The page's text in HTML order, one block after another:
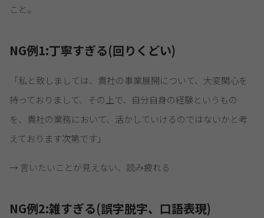
こと。
NG例1:丁寧すぎる(回りくどい)
「私と致しましては、貴社の事業展開について、大変関心を
持っておりまして、その上で、自分自身の経験というもの
を、貴社の業務において、活かしていけるのではないかと考
えております次第です」
→ 言いたいことが見えない、読み疲れる
NG例2:雑すぎる(誤字脱字、口語表現)